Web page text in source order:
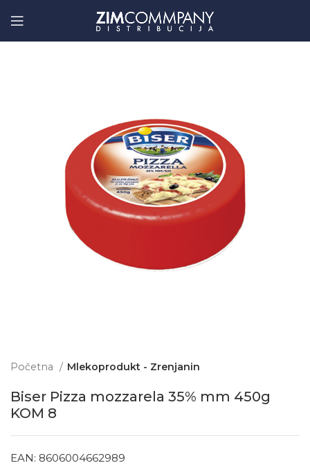
Početna Mlekoprodukt - Zrenjanin
Biser Pizza mozzarela 35% mm 450g
KOM 8
EAN: 8606004662989